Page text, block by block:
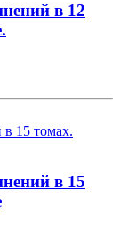
в 12
в 15